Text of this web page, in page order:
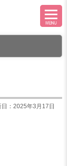
：2025年3月17日